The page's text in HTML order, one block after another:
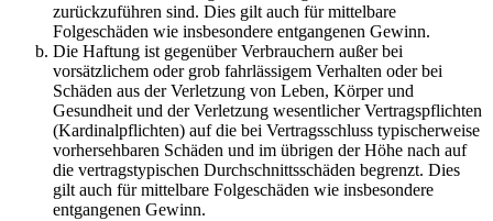
zurückzuführen sind. Dies gilt auch für mittelbare
Folgeschäden wie insbesondere entgangenen Gewinn.
Die Haftung ist gegenüber Verbrauchern außer bei
vorsätzlichem oder grob fahrlässigem Verhalten oder bei
Schäden aus der Verletzung von Leben, Körper und
Gesundheit und der Verletzung wesentlicher Vertragspflichten
(Kardinalpflichten) auf die bei Vertragsschluss typischerweise
vorhersehbaren Schäden und im übrigen der Höhe nach auf
die vertragstypischen Durchschnittsschäden begrenzt. Dies
gilt auch für mittelbare Folgeschäden wie insbesondere
entgangenen Gewinn.